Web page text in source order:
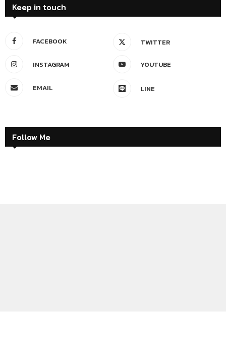
Keep in touch
FACEBOOK TWITTER
INSTAGRAM YOUTUBE
EMAIL LINE
Follow Me